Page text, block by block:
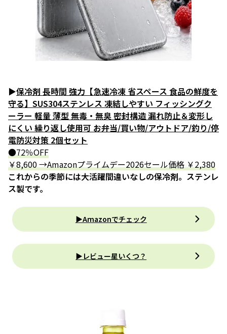
▶保冷剤 長時間 強力【急速冷凍 省スペース 食品の鮮度を
守る】SUS304ステンレス 凍結しやすい フィッシングク
ーラー 軽量 薄型 無毒・無臭 密封構造 漏れ防止＆変形し
にくい 繰り返し使用可 お弁当/買い物/アウトドア/釣り/停
電防災対策 2個セット
●72％OFF
￥8,600 →Amazonプライムデー2026セール価格 ￥2,380
これからの季節には大活躍間違いなしの保冷剤。ステンレ
ス製です。
▶Amazonでチェック
▶レビュー星いくつ？